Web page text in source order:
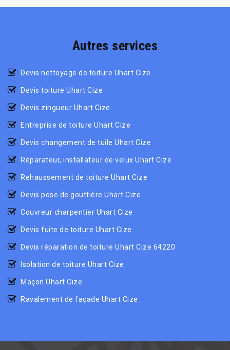
Autres services
Devis nettoyage de toiture Uhart Cize
Devis toiture Uhart Cize
Devis zingueur Uhart Cize
Entreprise de toiture Uhart Cize
Devis changement de tuile Uhart Cize
Réparateur, installateur de velux Uhart Cize
Rehaussement de toiture Uhart Cize
Devis pose de gouttière Uhart Cize
Couvreur charpentier Uhart Cize
Devis fuite de toiture Uhart Cize
Devis réparation de toiture Uhart Cize 64220
Isolation de toiture Uhart Cize
Maçon Uhart Cize
Ravalement de façade Uhart Cize